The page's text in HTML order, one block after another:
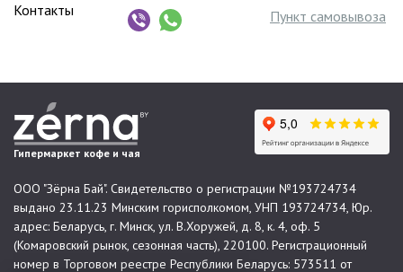
Контакты
Пункт самовывоза
Гипермаркет кофе и чая
ООО "Зёрна Бай". Свидетельство о регистрации №193724734
выдано 23.11.23 Минским горисполкомом, УНП 193724734, Юр.
адрес: Беларусь, г. Минск, ул. В.Хоружей, д. 8, к. 4, оф. 5
(Комаровский рынок, сезонная часть), 220100. Регистрационный
номер в Торговом реестре Республики Беларусь: 573511 от